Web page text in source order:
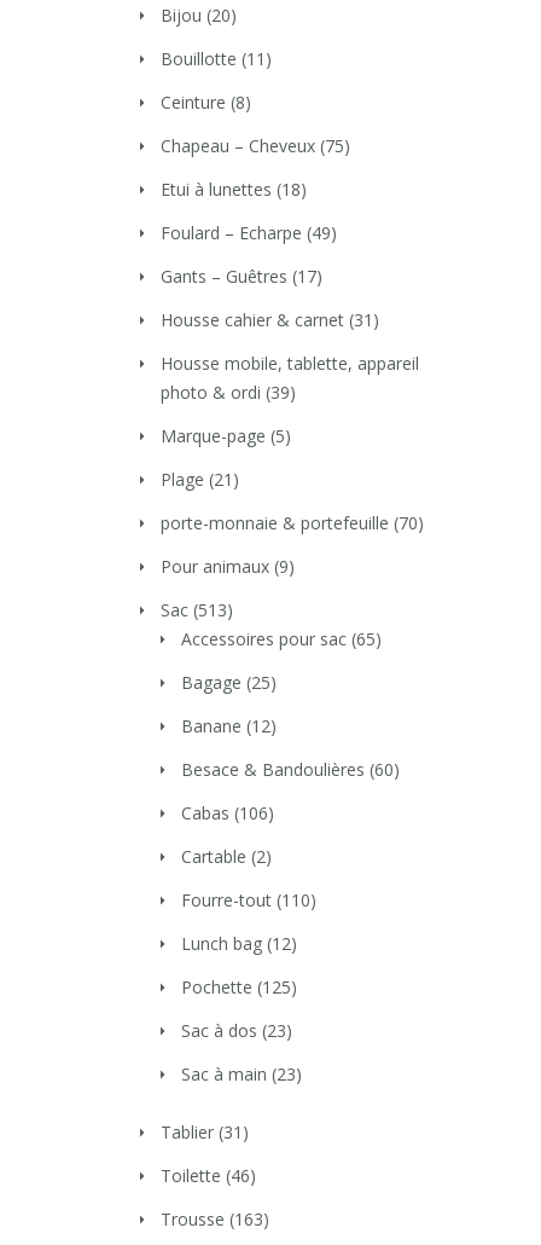
Bijou (20)
Bouillotte (11)
Ceinture (8)
Chapeau – Cheveux (75)
Etui à lunettes (18)
Foulard – Echarpe (49)
Gants – Guêtres (17)
Housse cahier & carnet (31)
Housse mobile, tablette, appareil
photo & ordi (39)
Marque-page (5)
Plage (21)
porte-monnaie & portefeuille (70)
Pour animaux (9)
Sac (513)
Accessoires pour sac (65)
Bagage (25)
Banane (12)
Besace & Bandoulières (60)
Cabas (106)
Cartable (2)
Fourre-tout (110)
Lunch bag (12)
Pochette (125)
Sac à dos (23)
Sac à main (23)
Tablier (31)
Toilette (46)
Trousse (163)